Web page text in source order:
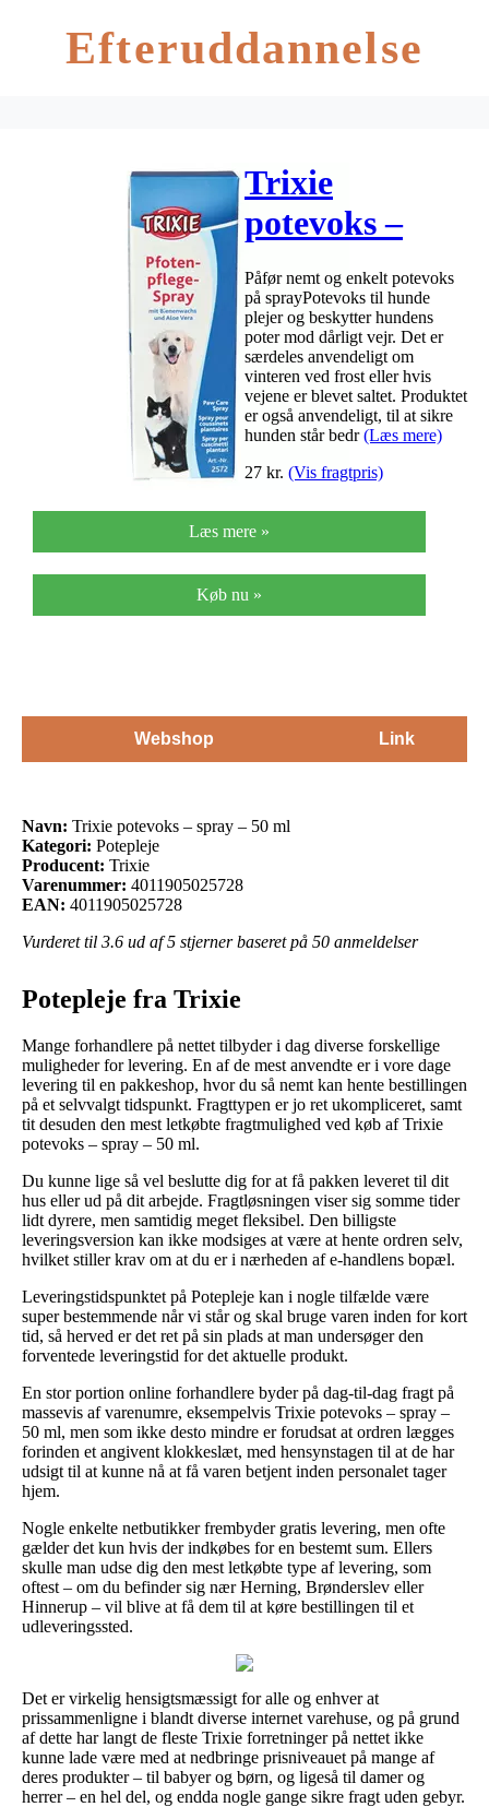
Efteruddannelse
Trixie
potevoks –
spray – 50 ml
Påfør nemt og enkelt potevoks
på sprayPotevoks til hunde
plejer og beskytter hundens
poter mod dårligt vejr. Det er
særdeles anvendeligt om
vinteren ved frost eller hvis
vejene er blevet saltet. Produktet
er også anvendeligt, til at sikre
hunden står bedr(Læs mere)
27 kr. (Vis fragtpris)
Læs mere »
Køb nu »
Webshop Link
Navn: Trixie potevoks – spray – 50 ml
Kategori: Potepleje
Producent: Trixie
Varenummer: 4011905025728
EAN: 4011905025728
Vurderet til 3.6 ud af 5 stjerner baseret på 50 anmeldelser
Potepleje fra Trixie
Mange forhandlere på nettet tilbyder i dag diverse forskellige
muligheder for levering. En af de mest anvendte er i vore dage
levering til en pakkeshop, hvor du så nemt kan hente bestillingen
på et selvvalgt tidspunkt. Fragttypen er jo ret ukompliceret, samt
tit desuden den mest letkøbte fragtmulighed ved køb af Trixie
potevoks – spray – 50 ml.
Du kunne lige så vel beslutte dig for at få pakken leveret til dit
hus eller ud på dit arbejde. Fragtløsningen viser sig somme tider
lidt dyrere, men samtidig meget fleksibel. Den billigste
leveringsversion kan ikke modsiges at være at hente ordren selv,
hvilket stiller krav om at du er i nærheden af e-handlens bopæl.
Leveringstidspunktet på Potepleje kan i nogle tilfælde være
super bestemmende når vi står og skal bruge varen inden for kort
tid, så herved er det ret på sin plads at man undersøger den
forventede leveringstid for det aktuelle produkt.
En stor portion online forhandlere byder på dag-til-dag fragt på
massevis af varenumre, eksempelvis Trixie potevoks – spray –
50 ml, men som ikke desto mindre er forudsat at ordren lægges
forinden et angivent klokkeslæt, med hensynstagen til at de har
udsigt til at kunne nå at få varen betjent inden personalet tager
hjem.
Nogle enkelte netbutikker frembyder gratis levering, men ofte
gælder det kun hvis der indkøbes for en bestemt sum. Ellers
skulle man udse dig den mest letkøbte type af levering, som
oftest – om du befinder sig nær Herning, Brønderslev eller
Hinnerup – vil blive at få dem til at køre bestillingen til et
udleveringssted.
Det er virkelig hensigtsmæssigt for alle og enhver at
prissammenligne i blandt diverse internet varehuse, og på grund
af dette har langt de fleste Trixie forretninger på nettet ikke
kunne lade være med at nedbringe prisniveauet på mange af
deres produkter – til babyer og børn, og ligeså til damer og
herrer – en hel del, og endda nogle gange sikre fragt uden gebyr.